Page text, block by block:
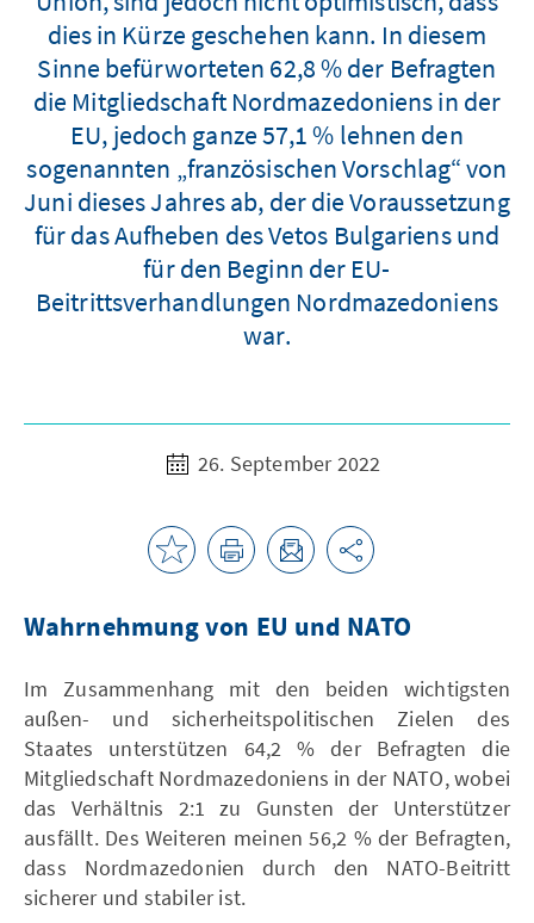
dies in Kürze geschehen kann. In diesem
Sinne befürworteten 62,8 % der Befragten
die Mitgliedschaft Nordmazedoniens in der
EU, jedoch ganze 57,1 % lehnen den
sogenannten „französischen Vorschlag“ von
Juni dieses Jahres ab, der die Voraussetzung
für das Aufheben des Vetos Bulgariens und
für den Beginn der EU-
Beitrittsverhandlungen Nordmazedoniens
war.
26. September 2022
Wahrnehmung von EU und NATO
Im Zusammenhang mit den beiden wichtigsten
außen- und sicherheitspolitischen Zielen des
Staates unterstützen 64,2 % der Befragten die
Mitgliedschaft Nordmazedoniens in der NATO, wobei
das Verhältnis 2:1 zu Gunsten der Unterstützer
ausfällt. Des Weiteren meinen 56,2 % der Befragten,
dass Nordmazedonien durch den NATO-Beitritt
sicherer und stabiler ist.